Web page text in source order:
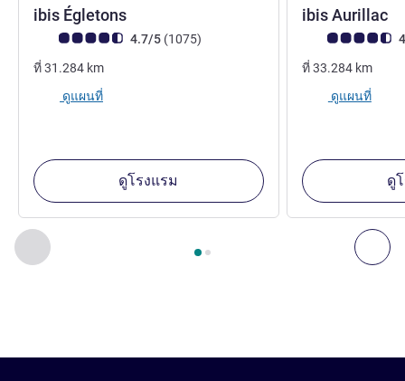
ก่อนหน้า - สถานประกอบการอื่นของเราที่อยู่ใกล้เคียง ถั
หน้า1 , สถานประกอบการอื่นของเราที่อยู่ใกล้เคียง 1 :,
ibis Égletons
คะแนนความคิดเห็นจากแขก (เรทติ้งบน ALL)
4.7/5 (1075รีวิว รายการ
)
ที่31.284 km
ดูแผนที่
ดูโรงแรม
ibis Aurillac
คะแนนความคิดเ
ที่33.284 km
ดูแผนที่
ดู